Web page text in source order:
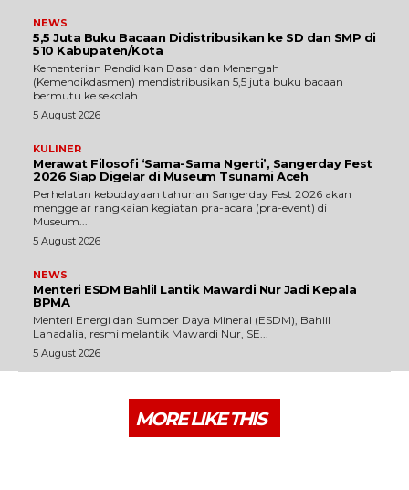
NEWS
5,5 Juta Buku Bacaan Didistribusikan ke SD dan SMP di
510 Kabupaten/Kota
Kementerian Pendidikan Dasar dan Menengah
(Kemendikdasmen) mendistribusikan 5,5 juta buku bacaan
bermutu ke sekolah...
5 August 2026
KULINER
Merawat Filosofi ‘Sama-Sama Ngerti’, Sangerday Fest
2026 Siap Digelar di Museum Tsunami Aceh
Perhelatan kebudayaan tahunan Sangerday Fest 2026 akan
menggelar rangkaian kegiatan pra-acara (pra-event) di
Museum...
5 August 2026
NEWS
Menteri ESDM Bahlil Lantik Mawardi Nur Jadi Kepala
BPMA
Menteri Energi dan Sumber Daya Mineral (ESDM), Bahlil
Lahadalia, resmi melantik Mawardi Nur, SE...
5 August 2026
MORE LIKE THIS